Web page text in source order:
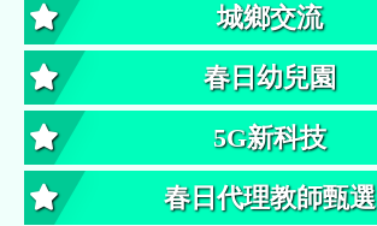
城鄉交流
春日幼兒園
5G新科技
春日代理教師甄選